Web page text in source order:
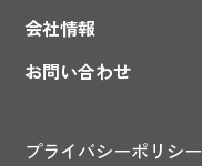
会社情報
お問い合わせ
プライバシーポリシー